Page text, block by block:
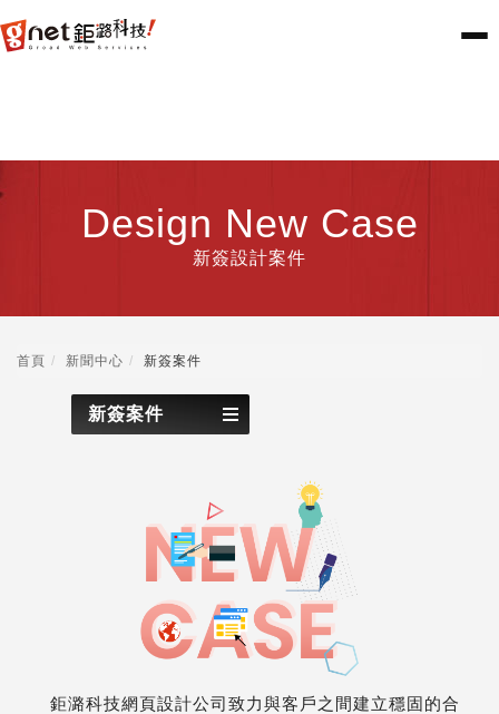
Design New Case
新簽設計案件
首頁 新聞中心 新簽案件
新簽案件
鉅潞科技網頁設計公司致力與客戶之間建立穩固的合